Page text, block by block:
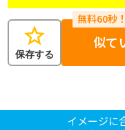
star
保存する
似て
イメージに